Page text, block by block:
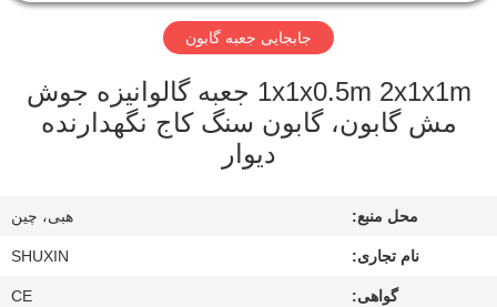
بازدید
کارخانه
جابجایی جعبه گابون
1x1x0.5m 2x1x1m جعبه گالوانیزه جوش
مش گابون، گابون سنگ کاج نگهدارنده
دیوار
محل منبع: هبی، چین
نام تجاری: SHUXIN
گواهی: CE